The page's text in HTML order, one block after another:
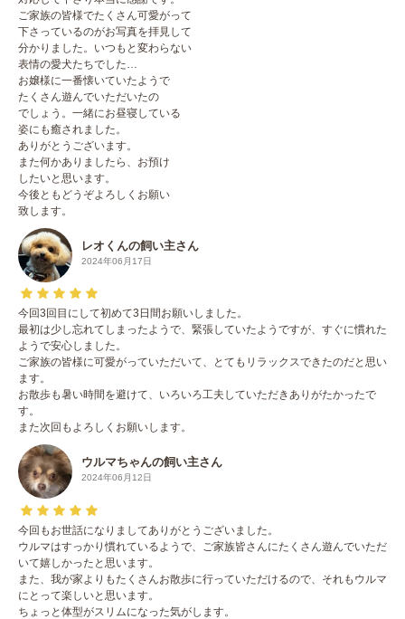
ご家族の皆様でたくさん可愛がって
下さっているのがお写真を拝見して
分かりました。いつもと変わらない
表情の愛犬たちでした…
お嬢様に一番懐いていたようで
たくさん遊んでいただいたの
でしょう。一緒にお昼寝している
姿にも癒されました。
ありがとうございます。
また何かありましたら、お預け
したいと思います。
今後ともどうぞよろしくお願い
致します。
レオくんの飼い主さん
2024年06月17日
今回3回目にして初めて3日間お願いしました。
最初は少し忘れてしまったようで、緊張していたようですが、すぐに慣れた
ようで安心しました。
ご家族の皆様に可愛がっていただいて、とてもリラックスできたのだと思い
ます。
お散歩も暑い時間を避けて、いろいろ工夫していただきありがたかったで
す。
また次回もよろしくお願いします。
ウルマちゃんの飼い主さん
2024年06月12日
今回もお世話になりましてありがとうございました。
ウルマはすっかり慣れているようで、ご家族皆さんにたくさん遊んでいただ
いて嬉しかったと思います。
また、我が家よりもたくさんお散歩に行っていただけるので、それもウルマ
にとって楽しいと思います。
ちょっと体型がスリムになった気がします。